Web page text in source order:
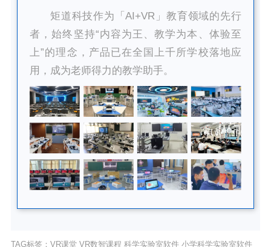
矩道科技作为「AI+VR」教育领域的先行
者，始终坚持“内容为王、教学为本、体验至
上”的理念，产品已在全国上千所学校落地应
用，成为老师得力的教学助手。
TAG标签： VR课堂 VR数智课程 科学实验室软件 小学科学实验室软件